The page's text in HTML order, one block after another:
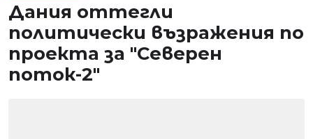
Дания оттегли
политически възражения по
проекта за "Северен
поток-2"